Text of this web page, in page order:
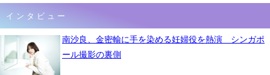
インタビュー
南沙良、金密輸に手を染める妊婦役を熱演 シンガポ
ール撮影の裏側